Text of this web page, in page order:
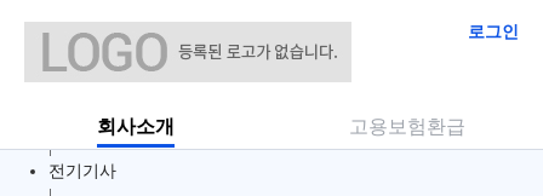
로그인
회사소개 고용보험환급
전체
사회복지사 1급
|
전기기사